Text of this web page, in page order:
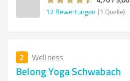
12 Bewertungen (1 Quelle)
2 Wellness
Belong Yoga Schwabach